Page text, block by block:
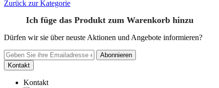
Zurück zur Kategorie
Ich füge das Produkt zum Warenkorb hinzu
Dürfen wir sie über neuste Aktionen und Angebote informieren?
Abonnieren
Kontakt
Kontakt